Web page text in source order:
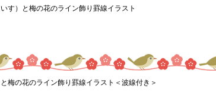
す）と梅の花のライン飾り罫線イラスト
梅の花のライン飾り罫線イラスト＜波線付き＞